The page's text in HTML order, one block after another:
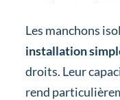
Les manchons
installation
droits. Leur
rend